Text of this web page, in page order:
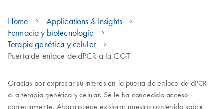
Home
Applications & Insights
Farmacia y biotecnología
Terapia genética y celular
Puerta de enlace de dPCR a la CGT
Gracias por expresar su interés en la puerta de enlace de dPCR
a la terapia genética y celular. Se le ha concedido acceso
correctamente. Ahora puede explorar nuestro contenido sobre